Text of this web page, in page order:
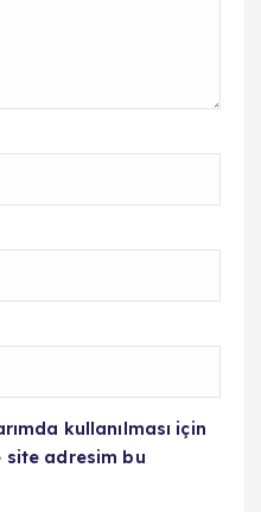
kullanılması için
site adresim bu